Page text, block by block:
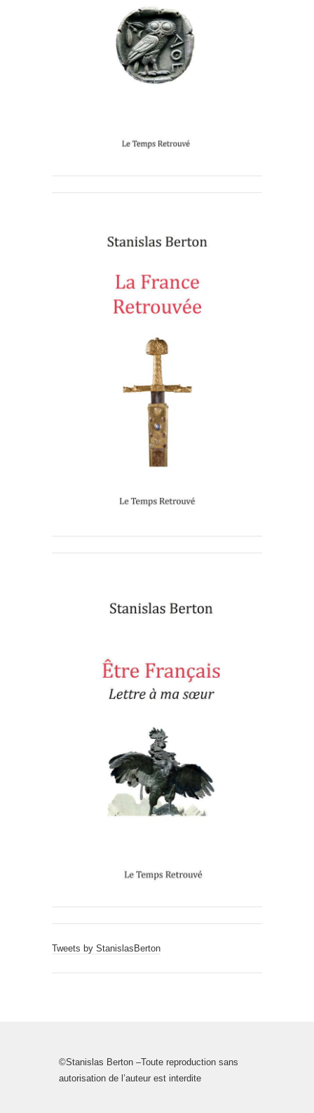
Tweets by StanislasBerton
©Stanislas Berton –Toute reproduction sans
autorisation de l’auteur est interdite